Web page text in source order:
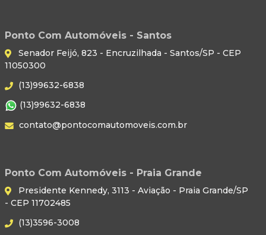
Ponto Com Automóveis - Santos
Senador Feijó, 823 - Encruzilhada - Santos/SP - CEP
11050300
(13)99632-6838
(13)99632-6838
contato@pontocomautomoveis.com.br
Ponto Com Automóveis - Praia Grande
Presidente Kennedy, 3113 - Aviação - Praia Grande/SP
- CEP 11702485
(13)3596-3008